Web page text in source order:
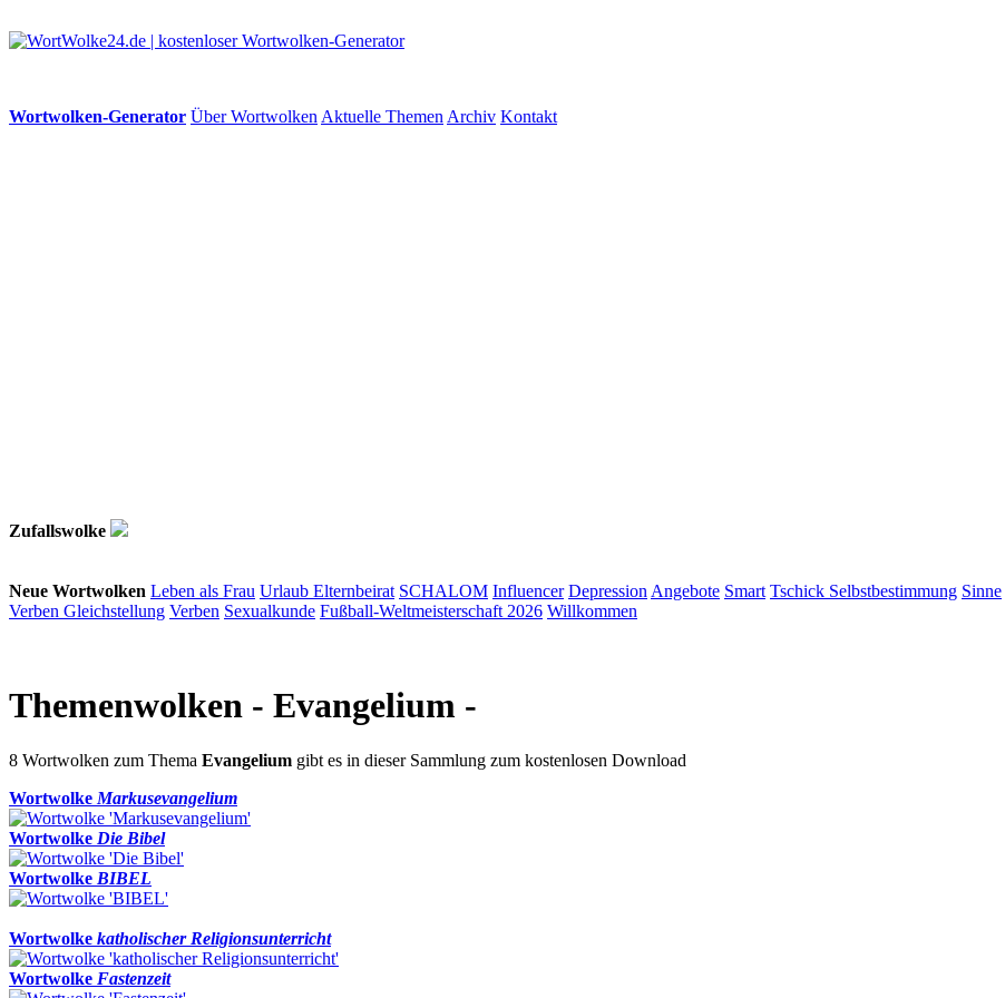
Wortwolken-Generator Über Wortwolken Aktuelle Themen Archiv Kontakt
Zufallswolke
Neue Wortwolken Leben als Frau Urlaub Elternbeirat SCHALOM Influencer Depression Angebote Smart Tschick Selbstbestimmung Sinne
Verben Gleichstellung Verben Sexualkunde Fußball-Weltmeisterschaft 2026 Willkommen
Themenwolken - Evangelium -
8 Wortwolken zum Thema Evangelium gibt es in dieser Sammlung zum kostenlosen Download
Wortwolke Markusevangelium
Wortwolke Die Bibel
Wortwolke BIBEL
Wortwolke katholischer Religionsunterricht
Wortwolke Fastenzeit